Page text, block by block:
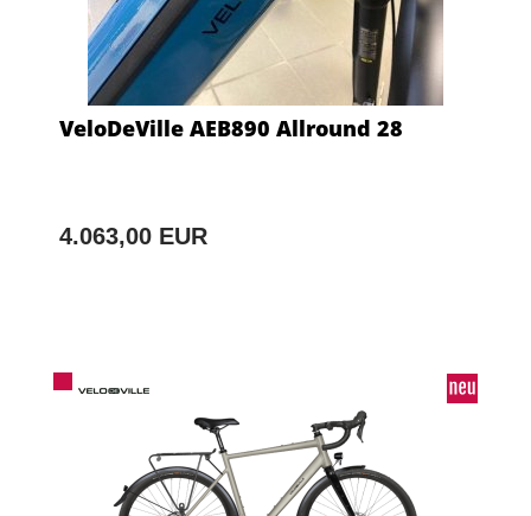
VeloDeVille AEB890 Allround 28
4.063,00 EUR